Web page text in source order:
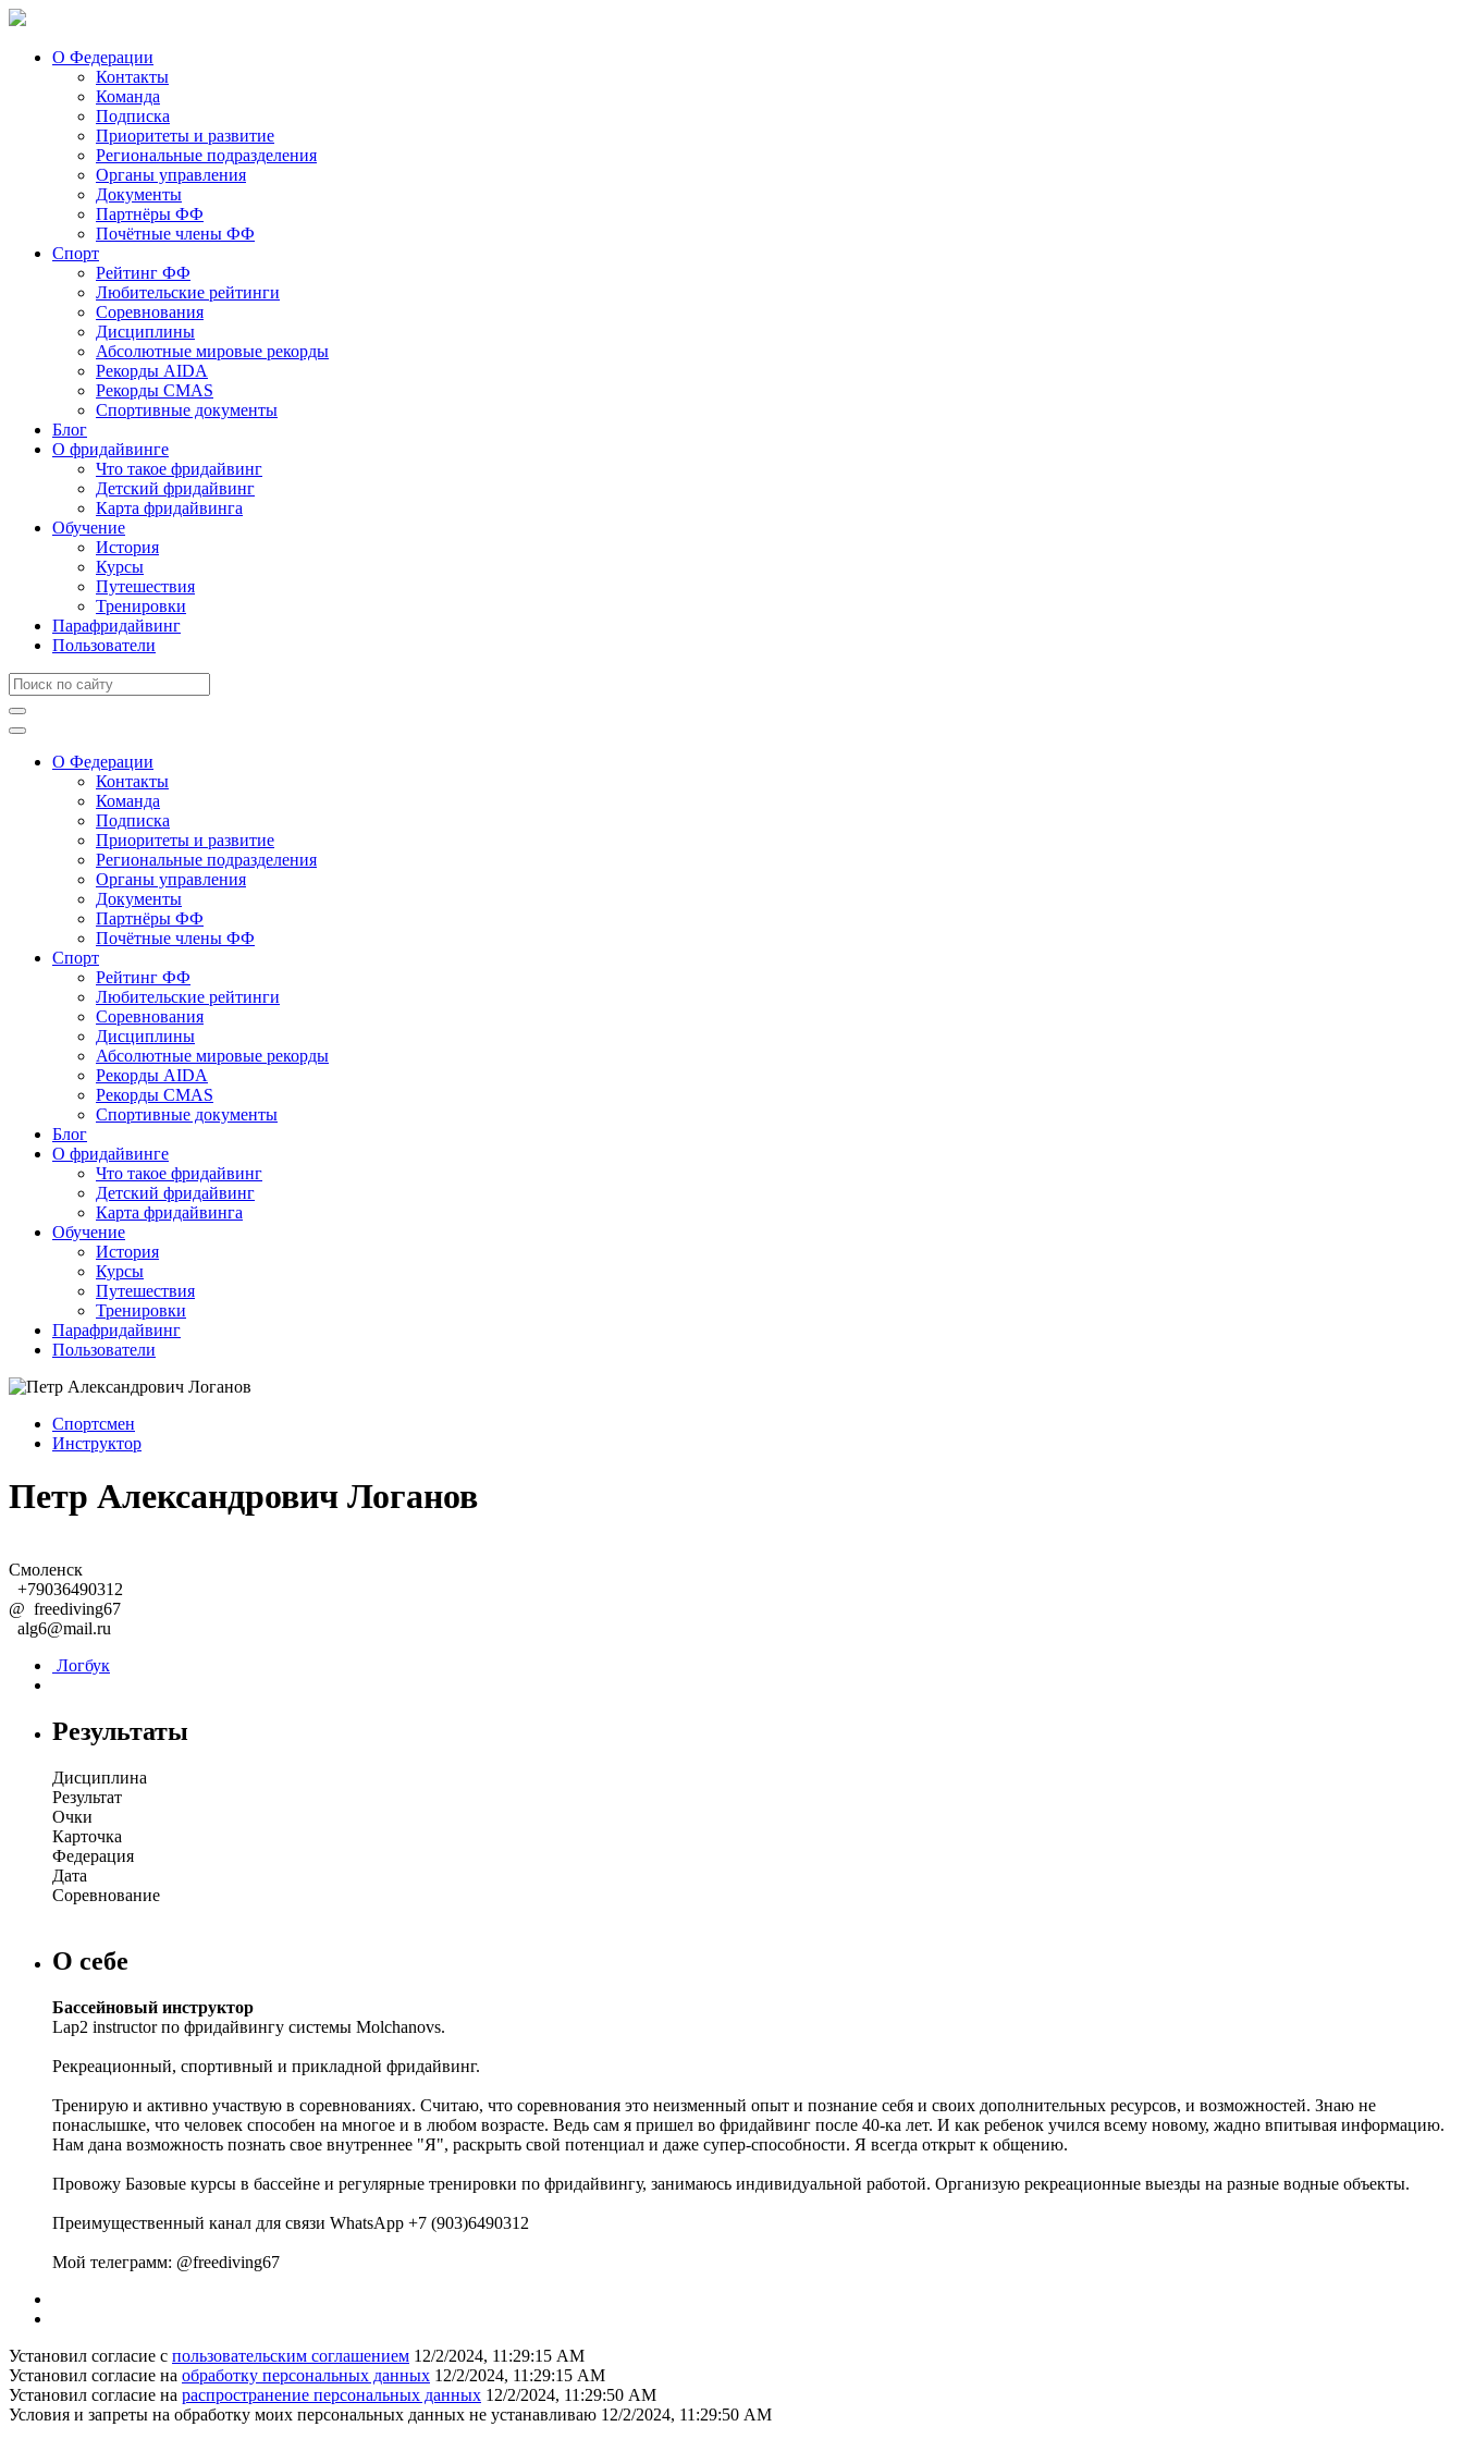
О Федерации
Контакты
Команда
Подписка
Приоритеты и развитие
Региональные подразделения
Органы управления
Документы
Партнёры ФФ
Почётные члены ФФ
Спорт
Рейтинг ФФ
Любительские рейтинги
Соревнования
Дисциплины
Абсолютные мировые рекорды
Рекорды AIDA
Рекорды CMAS
Спортивные документы
Блог
О фридайвинге
Что такое фридайвинг
Детский фридайвинг
Карта фридайвинга
Обучение
История
Курсы
Путешествия
Тренировки
Парафридайвинг
Пользователи
О Федерации
Контакты
Команда
Подписка
Приоритеты и развитие
Региональные подразделения
Органы управления
Документы
Партнёры ФФ
Почётные члены ФФ
Спорт
Рейтинг ФФ
Любительские рейтинги
Соревнования
Дисциплины
Абсолютные мировые рекорды
Рекорды AIDA
Рекорды CMAS
Спортивные документы
Блог
О фридайвинге
Что такое фридайвинг
Детский фридайвинг
Карта фридайвинга
Обучение
История
Курсы
Путешествия
Тренировки
Парафридайвинг
Пользователи
Спортсмен
Инструктор
Петр Александрович Логанов
Смоленск
+79036490312
@ freediving67
alg6@mail.ru
Логбук
Результаты
Дисциплина
Результат
Очки
Карточка
Федерация
Дата
Соревнование
О себе
Бассейновый инструктор
Lap2 instructor по фридайвингу системы Molchanovs.
Рекреационный, спортивный и прикладной фридайвинг.
Тренирую и активно участвую в соревнованиях. Считаю, что соревнования это неизменный опыт и познание себя и своих дополнительных ресурсов, и возможностей. Знаю не
понаслышке, что человек способен на многое и в любом возрасте. Ведь сам я пришел во фридайвинг после 40-ка лет. И как ребенок учился всему новому, жадно впитывая информацию.
Нам дана возможность познать свое внутреннее "Я", раскрыть свой потенциал и даже супер-способности. Я всегда открыт к общению.
Провожу Базовые курсы в бассейне и регулярные тренировки по фридайвингу, занимаюсь индивидуальной работой. Организую рекреационные выезды на разные водные объекты.
Преимущественный канал для связи WhatsApp +7 (903)6490312
Мой телеграмм: @freediving67
Установил согласие с пользовательским соглашением 12/2/2024, 11:29:15 AM
Установил согласие на обработку персональных данных 12/2/2024, 11:29:15 AM
Установил согласие на распространение персональных данных 12/2/2024, 11:29:50 AM
Условия и запреты на обработку моих персональных данных не устанавливаю 12/2/2024, 11:29:50 AM